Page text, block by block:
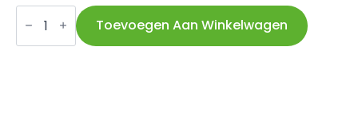
Schwalbe
btb
Thunder
Burt
Toevoegen Aan Winkelwagen